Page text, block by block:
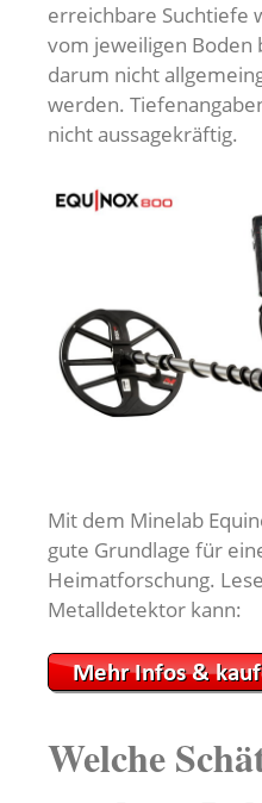
erreichbare Suchtiefe
vom jeweiligen Boden
darum nicht
werden.
nicht aussagekräftig.
Mit dem Minelab
gute Grundlage für
Heimatforschung.
Metalldetektor kann:
Welche